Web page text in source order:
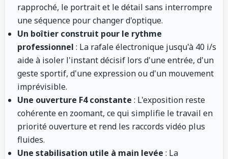
rapproché, le portrait et le détail sans interrompre
une séquence pour changer d'optique.
Un boîtier construit pour le rythme
professionnel : La rafale électronique jusqu'à 40 i/s
aide à isoler l'instant décisif lors d'une entrée, d'un
geste sportif, d'une expression ou d'un mouvement
imprévisible.
Une ouverture F4 constante : L'exposition reste
cohérente en zoomant, ce qui simplifie le travail en
priorité ouverture et rend les raccords vidéo plus
fluides.
Une stabilisation utile à main levée : La